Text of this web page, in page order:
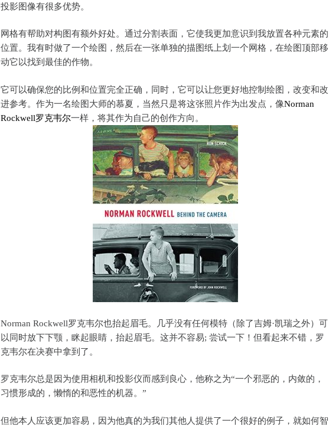
投影图像有很多优势。
网格有帮助对构图有额外好处。通过分割表面，它使我更加意识到我放置各种元素的
位置。我有时做了一个绘图，然后在一张单独的描图纸上划一个网格，在绘图顶部移
动它以找到最佳的作物。
它可以确保您的比例和位置完全正确，同时，它可以让您更好地控制绘图，改变和改
进参考。作为一名绘图大师的慕夏，当然只是将这张照片作为出发点，像Norman
Rockwell罗克韦尔一样，将其作为自己的创作方向。
Norman Rockwell罗克韦尔也抬起眉毛。几乎没有任何模特（除了吉姆·凯瑞之外）可
以同时放下下颚，眯起眼睛，抬起眉毛。这并不容易; 尝试一下！但看起来不错，罗
克韦尔在决赛中拿到了。
罗克韦尔总是因为使用相机和投影仪而感到良心，他称之为“一个邪恶的，内敛的，
习惯形成的，懒惰的和恶性的机器。”
但他本人应该更加容易，因为他真的为我们其他人提供了一个很好的例子，就如何智